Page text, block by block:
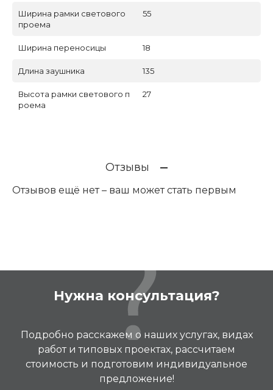
Ширина рамки светового
проема
55
Ширина переносицы 18
Длина заушника 135
Высота рамки светового п
роема
27
Отзывы
Отзывов ещё нет – ваш может стать первым
Нужна консультация?
Подробно расскажем о наших услугах, видах
работ и типовых проектах, рассчитаем
стоимость и подготовим индивидуальное
предложение!